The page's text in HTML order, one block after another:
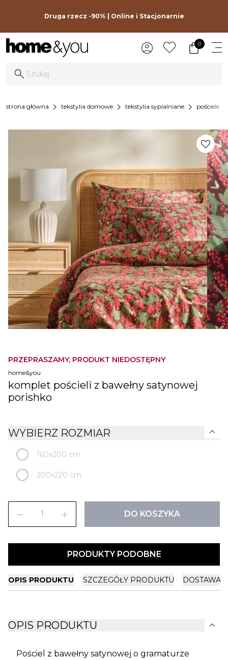
Druga rzecz -90% | Online i Stacjonarnie
0
strona główna chevron_right tekstylia domowe chevron_right tekstylia sypialniane chevron_right pościele
PRZEPRASZAMY, PRODUKT NIEDOSTĘPNY
home&you
komplet pościeli z bawełny satynowej
porishko
WYBIERZ ROZMIAR expand_more
160x200 cm
200x220 cm
remove add DO KOSZYKA
PRODUKTY PODOBNE
favorite
OPIS PRODUKTU SZCZEGÓŁY PRODUKTU DOSTAWA
OPIS PRODUKTU expand_more
Pościel z bawełny satynowej o gramaturze